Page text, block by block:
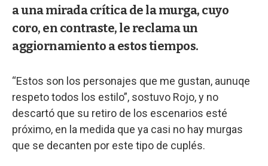
a una mirada crítica de la murga, cuyo
coro, en contraste, le reclama un
aggiornamiento a estos tiempos.
“Estos son los personajes que me gustan, aunuqe
respeto todos los estilo”, sostuvo Rojo, y no
descartó que su retiro de los escenarios esté
próximo, en la medida que ya casi no hay murgas
que se decanten por este tipo de cuplés.